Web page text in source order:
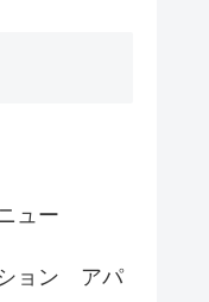
ュー
ョン アパ